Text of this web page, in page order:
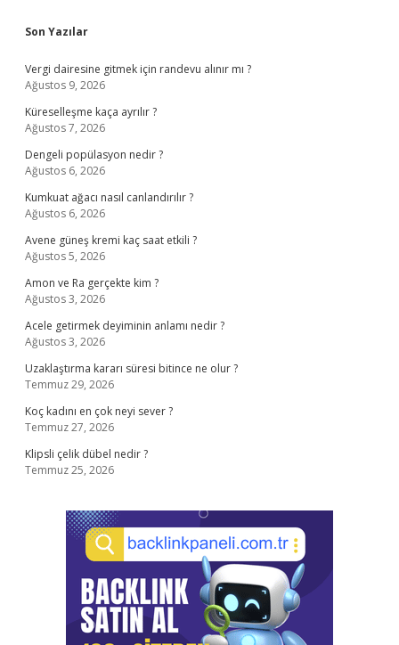
Sidebar
Son Yazılar
Vergi dairesine gitmek için randevu alınır mı ?
Ağustos 9, 2026
Küreselleşme kaça ayrılır ?
Ağustos 7, 2026
Dengeli popülasyon nedir ?
Ağustos 6, 2026
Kumkuat ağacı nasıl canlandırılır ?
Ağustos 6, 2026
Avene güneş kremi kaç saat etkili ?
Ağustos 5, 2026
Amon ve Ra gerçekte kim ?
Ağustos 3, 2026
Acele getirmek deyiminin anlamı nedir ?
Ağustos 3, 2026
Uzaklaştırma kararı süresi bitince ne olur ?
Temmuz 29, 2026
Koç kadını en çok neyi sever ?
Temmuz 27, 2026
Klipsli çelik dübel nedir ?
Temmuz 25, 2026